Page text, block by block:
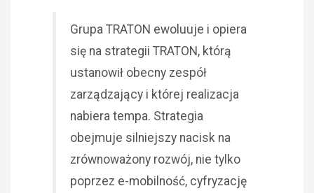
Grupa TRATON ewoluuje i opiera
się na strategii TRATON, którą
ustanowił obecny zespół
zarządzający i której realizacja
nabiera tempa. Strategia
obejmuje silniejszy nacisk na
zrównoważony rozwój, nie tylko
poprzez e-mobilność, cyfryzację